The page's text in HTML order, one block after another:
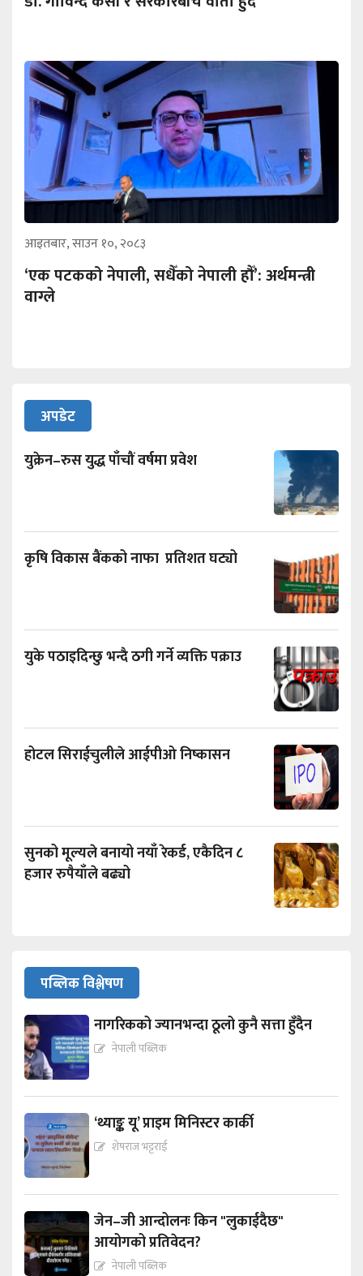
आइतबार, साउन १०, २०८३
‘एक पटकको नेपाली, सधैँको नेपाली हौँ’: अर्थमन्त्री
वाग्ले
अपडेट
युक्रेन–रुस युद्ध पाँचौं वर्षमा प्रवेश
कृषि विकास बैंकको नाफा प्रतिशत घट्यो
युके पठाइदिन्छु भन्दै ठगी गर्ने व्यक्ति पक्राउ
होटल सिराईचुलीले आईपीओ निष्कासन
सुनको मूल्यले बनायो नयाँ रेकर्ड, एकैदिन ८
हजार रुपैयाँले बढ्यो
पब्लिक विश्लेषण
नागरिकको ज्यानभन्दा ठूलो कुनै सत्ता हुँदैन
नेपाली पब्लिक
‘थ्याङ्क यू’ प्राइम मिनिस्टर कार्की
शेषराज भट्टराई
जेन–जी आन्दोलनः किन "लुकाईदैछ"
आयोगको प्रतिवेदन?
नेपाली पब्लिक